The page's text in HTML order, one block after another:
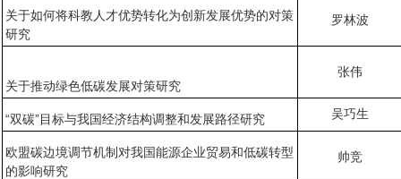
关于如何将科教人才优势转化为创新发展优势的对策
研究
罗林波
关于推动绿色低碳发展对策研究
张伟
“双碳”目标与我国经济结构调整和发展路径研究 吴巧生
欧盟碳边境调节机制对我国能源企业贸易和低碳转型
的影响研究
帅竞